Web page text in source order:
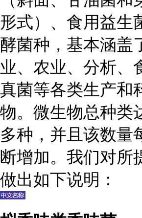
形式）、食用益生
酵菌种，基本涵盖
业、农业、分析、
真菌等各类生产和
物。微生物总种类
多种，并且该数量
断增加。我们对所
做出如下说明：